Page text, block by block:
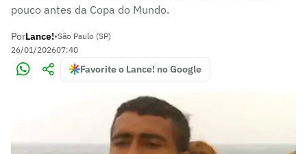
pouco antes da Copa do Mundo.
PorLance!•São Paulo (SP)
26/01/202607:40
Favorite o Lance! no Google